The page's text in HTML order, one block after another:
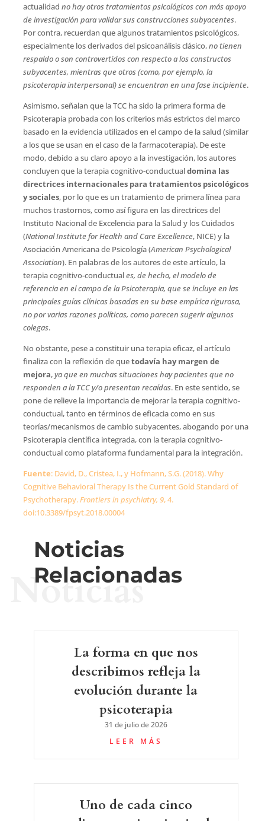
actualidad no hay otros tratamientos psicológicos con más apoyo
de investigación para validar sus construcciones subyacentes.
Por contra, recuerdan que algunos tratamientos psicológicos,
especialmente los derivados del psicoanálisis clásico,no tienen
respaldo o son controvertidoscon respecto a los constructos
subyacentes, mientras que otros (como, por ejemplo, la
psicoterapia interpersonal) se encuentran en una fase incipiente.
Asimismo, señalan que la TCC ha sido la primera forma de
Psicoterapia probada con los criterios más estrictos del marco
basado en la evidencia utilizados en el campo de la salud (similar
a los que se usan en el caso de la farmacoterapia). De este
modo, debido a su claro apoyo a la investigación, los autores
concluyen que la terapia cognitivo-conductualdomina las
directrices internacionales para tratamientos psicológicos
y sociales, por lo que es un tratamiento de primera línea para
muchos trastornos, como así figura en las directrices del
Instituto Nacional de Excelencia para la Salud y los Cuidados
(National Institute for Health and Care Excellence, NICE) y la
Asociación Americana de Psicología (American Psychological
Association). En palabras de los autores de este artículo, la
terapia cognitivo-conductuales, de hecho, el modelo de
referencia en el campo de la Psicoterapia, que se incluye en las
principales guías clínicas basadas en su base empírica rigurosa,
no por varias razones políticas, como parecen sugerir algunos
colegas.
No obstante, pese a constituir una terapia eficaz, el artículo
finaliza con la reflexión de quetodavía hay margen de
mejora,ya que en muchas situaciones hay pacientes que no
responden a la TCC y/o presentan recaídas. En este sentido, se
pone de relieve la importancia de mejorar la terapia cognitivo-
conductual, tanto en términos de eficacia como en sus
teorías/mecanismos de cambio subyacentes, abogando por una
Psicoterapia científica integrada, con la terapia cognitivo-
conductual como plataforma fundamental para la integración.
Fuente: David, D., Cristea, I., y Hofmann, S.G. (2018). Why
Cognitive Behavioral Therapy Is the Current Gold Standard of
Psychotherapy.Frontiers in psychiatry, 9, 4.
doi:10.3389/fpsyt.2018.00004
Noticias
Relacionadas
Noticias
La forma en que nos
describimos refleja la
evolución durante la
psicoterapia
31 de julio de 2026
LEER MÁS
Uno de cada cinco